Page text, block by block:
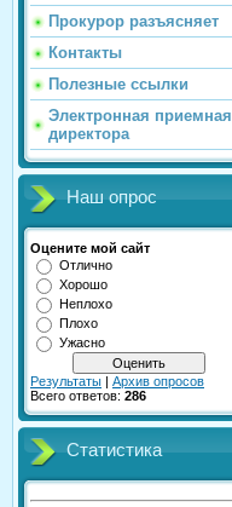
Прокурор разъясняет
Контакты
Полезные ссылки
Электронная приемная
директора
Наш опрос
Оцените мой сайт
Отлично
Хорошо
Неплохо
Плохо
Ужасно
Результаты | Архив опросов
Всего ответов: 286
Статистика